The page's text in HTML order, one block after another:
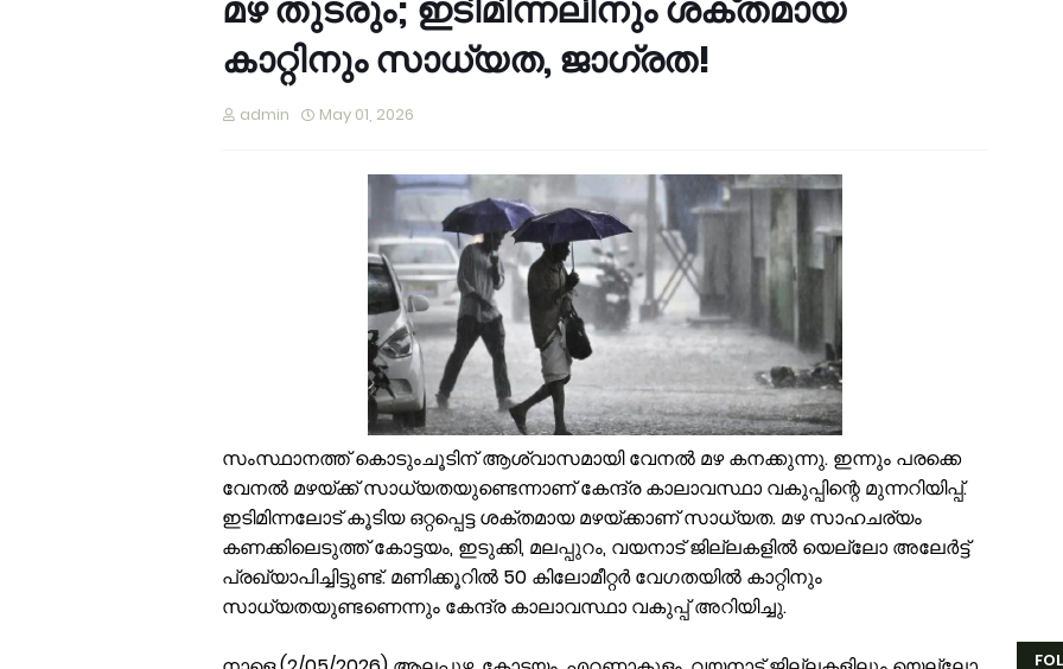
ഓണം അടുത്തെത്തി; ഏത്തപ്പഴത്തിന് പൊള്ളുന്ന വില നാൽപതിൽനിന്ന് 65-
വേങ്ങരയിൽ വെള്ളക്കെട്ട് രൂക്ഷം; ദുരിതബാധിതർക്ക് ആശ്വാസവുമായി
ഉദ്യോഗസ്ഥ സംഘം പാണക്കാട് മണ്ണിടിച്ചിൽ ഉണ്ടായ സ്ഥലം സന്ദർശിച്ചു
ചക്രവാതച്ചുഴിയുടെ സ്വാധീനം: സംസ്ഥാനത്ത് ഓഗസ്റ്റ് 7 വരെ മഴ തുടരുമെന്ന്
വിസ്ഡം യൂത്ത് വേങ്ങര സോൺ ട്രോമാകെയർ പരിശീലന ക്യാമ്പ്
പാണക്കാട് ശിഹാബ് തങ്ങളുടെ സ്മാരകമന്ദിരം വൈകാതെ
എസ്. എം. സർവർ മെഗാ ക്വിസ് -മലപ്പുറം ഈസ്റ്റ് സോൺ മത്സരം സമാപിച്ചു
കരിപ്പൂർ വിമാന ദുരന്തത്തിന് ഇന്ന് 6 വയസ്സ്; വലിയ വിമാനങ്ങളുടെ
ജോലിസ്ഥലത്ത് വെള്ളപ്പൊക്കം; അസമിൽ മരിച്ച തിരൂരങ്ങാടി
പായലും ചെളിയും മൂടി റോഡുകൾ; പ്രളയാനന്തര ജാഗ്രതയിൽ വേങ്ങര
ക്ഷേമ പെൻഷൻ ഇനി വീടുകളിലെത്തില്ല; സഹകരണ സംഘങ്ങളെ ഒഴിവാക്കി
മഴ തുടരും; ഇടിമിന്നലിനും ശക്തമായ
കാറ്റിനും സാധ്യത, ജാഗ്രത!
admin May 01, 2026
സംസ്ഥാനത്ത് കൊടുംചൂടിന് ആശ്വാസമായി വേനൽ മഴ കനക്കുന്നു. ഇന്നും പരക്കെ
വേനൽ മഴയ്ക്ക് സാധ്യതയുണ്ടെന്നാണ് കേന്ദ്ര കാലാവസ്ഥാ വകുപ്പിന്റെ മുന്നറിയിപ്പ്.
ഇടിമിന്നലോട് കൂടിയ ഒറ്റപ്പെട്ട ശക്തമായ മഴയ്ക്കാണ് സാധ്യത. മഴ സാഹചര്യം
കണക്കിലെടുത്ത് കോട്ടയം, ഇടുക്കി, മലപ്പുറം, വയനാട് ജില്ലകളിൽ യെല്ലോ അലേർട്ട്
പ്രഖ്യാപിച്ചിട്ടുണ്ട്. മണിക്കൂറിൽ 50 കിലോമീറ്റർ വേഗതയിൽ കാറ്റിനും
സാധ്യതയുണ്ടണെന്നും കേന്ദ്ര കാലാവസ്ഥാ വകുപ്പ് അറിയിച്ചു.